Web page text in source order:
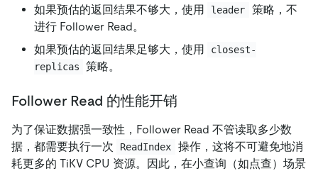
如果预估的返回结果不够大，使用
leader
策略，不
进行 Follower Read。
如果预估的返回结果足够大，使用
closest-
replicas
策略。
Follower Read 的性能开销
为了保证数据强一致性，Follower Read 不管读取多少数
据，都需要执行一次
ReadIndex
操作，这将不可避免地消
耗更多的 TiKV CPU 资源。因此，在小查询（如点查）场景